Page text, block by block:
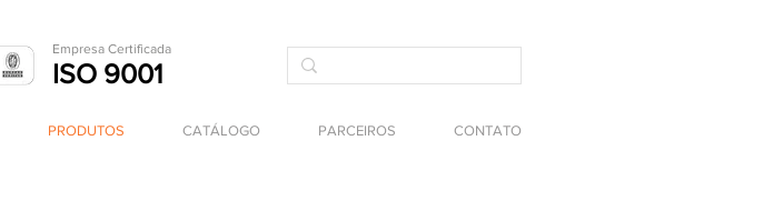
Empresa Certificada
ISO 9001
PRODUTOS CATÁLOGO PARCEIROS CONTATO